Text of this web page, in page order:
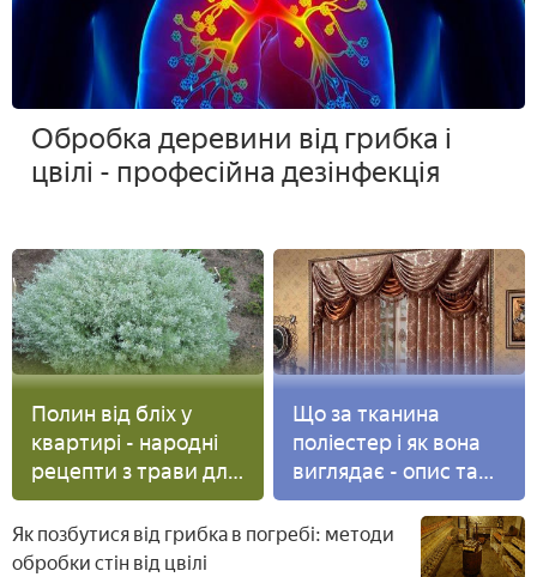
Обробка деревини від грибка і
цвілі - професійна дезінфекція
Полин від бліх у
квартирі - народні
рецепти з трави для
ефективної
боротьби в
домашніх умовах
Що за тканина
поліестер і як вона
виглядає - опис та
характеристика
матеріалу, фото і
Як позбутися від грибка в погребі: методи
обробки стін від цвілі